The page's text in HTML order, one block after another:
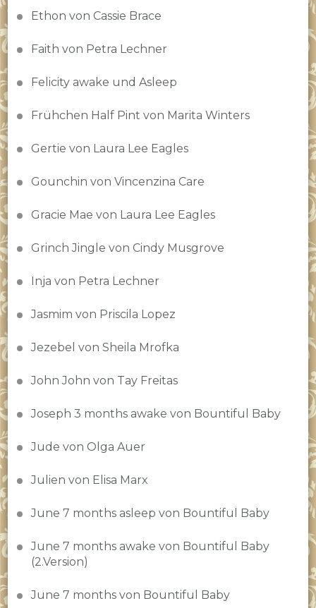
Ethon von Cassie Brace
Faith von Petra Lechner
Felicity awake und Asleep
Frühchen Half Pint von Marita Winters
Gertie von Laura Lee Eagles
Gounchin von Vincenzina Care
Gracie Mae von Laura Lee Eagles
Grinch Jingle von Cindy Musgrove
Inja von Petra Lechner
Jasmim von Priscila Lopez
Jezebel von Sheila Mrofka
John John von Tay Freitas
Joseph 3 months awake von Bountiful Baby
Jude von Olga Auer
Julien von Elisa Marx
June 7 months asleep von Bountiful Baby
June 7 months awake von Bountiful Baby
(2.Version)
June 7 months von Bountiful Baby